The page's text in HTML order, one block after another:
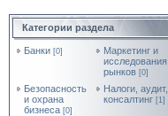
Категории раздела
Банки [0]
Маркетинг и
исследования
рынков [0]
Безопасность
и охрана
бизнеса [0]
Налоги, аудит,
консалтинг [1]